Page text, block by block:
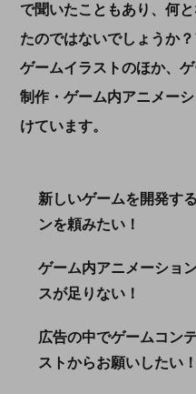
で聞いたこともあり、 何
たのではないでしょうか
ゲームイラストのほか、
制作・ゲーム内アニメー
けています。
新しいゲームを開発す
ンを頼みたい！
ゲーム内アニメーショ
スが足りない！
広告の中でゲームコン
ストからお願いしたい！